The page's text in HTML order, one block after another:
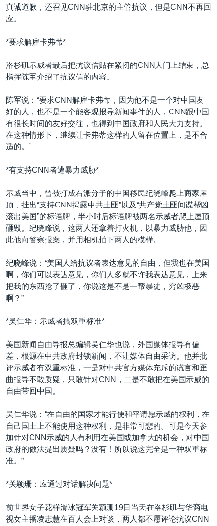
真诚道歉，还召见CNN驻北京的主管抗议，但是CNN不再回
应。
*要求解雇卡弗蒂*
洛杉矶示威者最后把抗议信贴在紧闭的CNN大门上结束，总
指挥陈军介绍了抗议信的内容。
陈军说：“要求CNN解雇卡弗蒂，因为他不是一个对中国友
好的人，也不是一个能客观报导新闻事件的人，CNN跟中国
有很长时间的友好交往，也得到中国政府和人民大力支持。
在这种情形下，继续让卡弗蒂这样的人留在位置上，是不合
适的。”
*有支持CNN者遭暴力威胁*
示威当中，曾被打成右派分子的中国移民纪晓峰爬上商家屋
顶，挂出“支持CNN揭露中共土匪”以及“共产党土匪间谍帮凶
滚出美国”的标语牌，半小时后标语牌被两名示威者爬上屋顶
砸毁。纪晓峰说，这两人还拿着打火机，以暴力威胁他，因
此他向警察报案，并用相机拍下两人的模样。
纪晓峰说：“美国人给抗议者表达意见的自由，但我也在美国
啊，你们可以表达意见，你们人多就不许我表达意见，上来
把我的东西抢了砸了，你说这是不是一帮暴徒，穷凶极恶
啊？”
*吴仁华：示威者搞双重标准*
美国新闻自由导报总编辑吴仁华也说，外国媒体报导有偏
差，根源在中共政府封锁新闻，不让媒体自由采访。他并批
评示威者有双重标准，一是对中共官方媒体充斥的谎言和歪
曲报导不敢质疑，只敢针对CNN，二是不敢把在美国示威的
自由带回中国。
吴仁华说：“在自由的国家才能行使和平请愿示威的权利，在
自己国土上不能使用这种权利，是非常可悲的。可是今天参
加针对CNN示威的人有利用在美国或加拿大的机会，对中国
政府的做法提出质疑吗？没有！所以说这完全是一种双重标
准。”
*关颖珊：应通过对话解决问题*
前世界女子花样滑冰冠军关颖珊19日当天在洛杉矶与华裔电
视女主播凌志慧在百人会上对谈，两人都不愿评论抗议CNN